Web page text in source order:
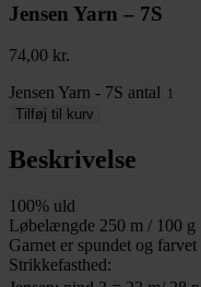
Jensen Yarn – 7S
74,00 kr.
Jensen Yarn - 7S antal
Tilføj til kurv
Beskrivelse
100% uld
Løbelængde 250 m / 100 g
Garnet er spundet og
Strikkefasthed: